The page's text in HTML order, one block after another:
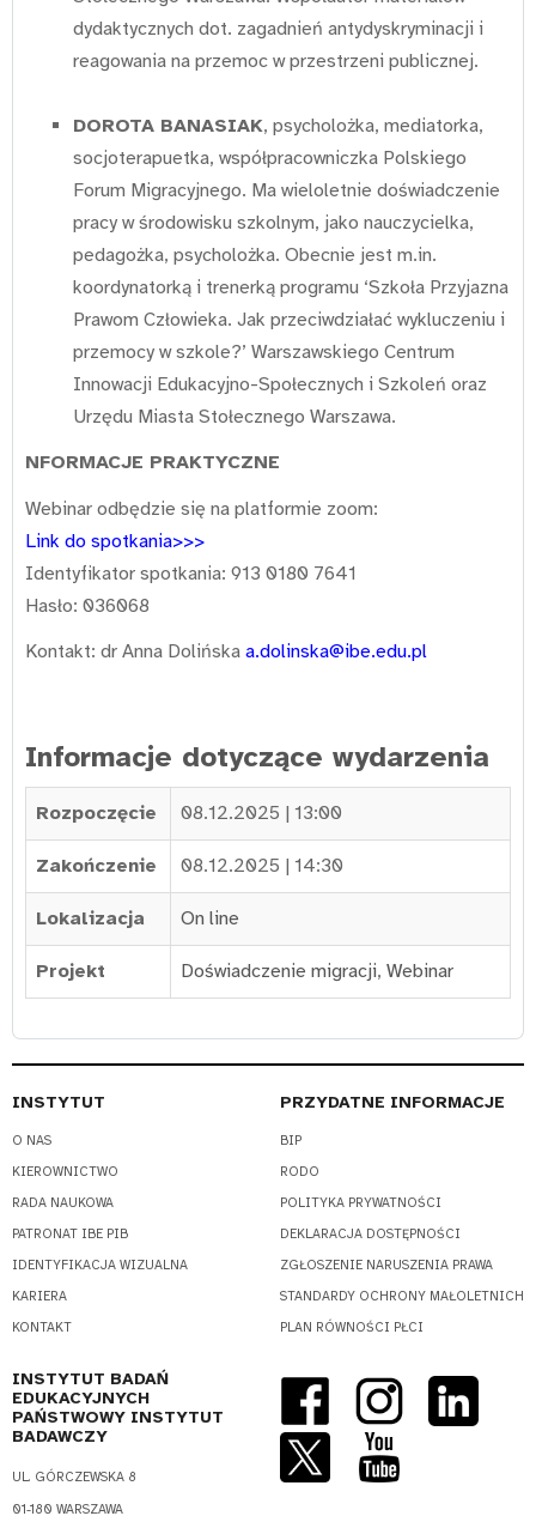
dydaktycznych dot. zagadnień antydyskryminacji i
reagowania na przemoc w przestrzeni publicznej.
DOROTA BANASIAK, psycholożka, mediatorka,
socjoterapuetka, współpracowniczka Polskiego
Forum Migracyjnego. Ma wieloletnie doświadczenie
pracy w środowisku szkolnym, jako nauczycielka,
pedagożka, psycholożka. Obecnie jest m.in.
koordynatorką i trenerką programu ‘Szkoła Przyjazna
Prawom Człowieka. Jak przeciwdziałać wykluczeniu i
przemocy w szkole?’ Warszawskiego Centrum
Innowacji Edukacyjno-Społecznych i Szkoleń oraz
Urzędu Miasta Stołecznego Warszawa.
NFORMACJE PRAKTYCZNE
Webinar odbędzie się na platformie zoom:
Link do spotkania>>>
Identyfikator spotkania: 913 0180 7641
Hasło: 036068
Kontakt: dr Anna Dolińska a.dolinska@ibe.edu.pl
Informacje dotyczące wydarzenia
Rozpoczęcie 08.12.2025 | 13:00
Zakończenie 08.12.2025 | 14:30
Lokalizacja On line
Projekt Doświadczenie migracji, Webinar
INSTYTUT
O NAS
KIEROWNICTWO
RADA NAUKOWA
PATRONAT IBE PIB
IDENTYFIKACJA WIZUALNA
KARIERA
KONTAKT
PRZYDATNE INFORMACJE
BIP
RODO
POLITYKA PRYWATNOŚCI
DEKLARACJA DOSTĘPNOŚCI
ZGŁOSZENIE NARUSZENIA PRAWA
STANDARDY OCHRONY MAŁOLETNICH
PLAN RÓWNOŚCI PŁCI
INSTYTUT BADAŃ
EDUKACYJNYCH
PAŃSTWOWY INSTYTUT
BADAWCZY
UL. GÓRCZEWSKA 8
01-180 WARSZAWA